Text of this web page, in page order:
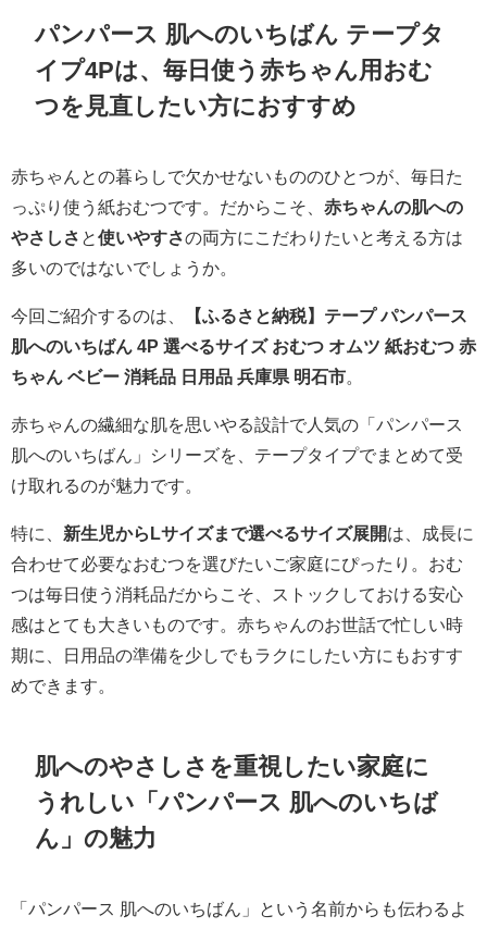
パンパース 肌へのいちばん テープタ
イプ4Pは、毎日使う赤ちゃん用おむ
つを見直したい方におすすめ
赤ちゃんとの暮らしで欠かせないもののひとつが、毎日た
っぷり使う紙おむつです。だからこそ、 赤ちゃんの肌への
やさしさ と使いやすさの両方にこだわりたいと考える方は
多いのではないでしょうか。
今回ご紹介するのは、
【ふるさと納税】テープ パンパース
肌へのいちばん 4P 選べるサイズ おむつ オムツ 紙おむつ 赤
ちゃん ベビー 消耗品 日用品 兵庫県 明石市
赤ちゃんの繊細な肌を思いやる設計で人気の「パンパース
肌へのいちばん」シリーズを、テープタイプでまとめて受
け取れるのが魅力です。
特に、 新生児からLサイズまで選べるサイズ展開は、成長に
合わせて必要なおむつを選びたいご家庭にぴったり。おむ
つは毎日使う消耗品だからこそ、ストックしておける安心
感はとても大きいものです。赤ちゃんのお世話で忙しい時
期に、日用品の準備を少しでもラクにしたい方にもおすす
めできます。
肌へのやさしさを重視したい家庭に
うれしい「パンパース 肌へのいちば
ん」の魅力
「パンパース 肌へのいちばん」という名前からも伝わるよ